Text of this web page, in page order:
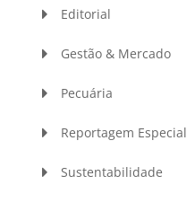
Editorial
Gestão & Mercado
Pecuária
Reportagem Especial
Sustentabilidade